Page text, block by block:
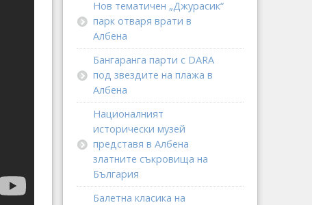
Нов тематичен „Джурасик“
парк отваря врати в
Албена
Бангаранга парти с DARA
под звездите на плажа в
Албена
Националният
исторически музей
представя в Албена
златните съкровища на
България
Балетна класика на